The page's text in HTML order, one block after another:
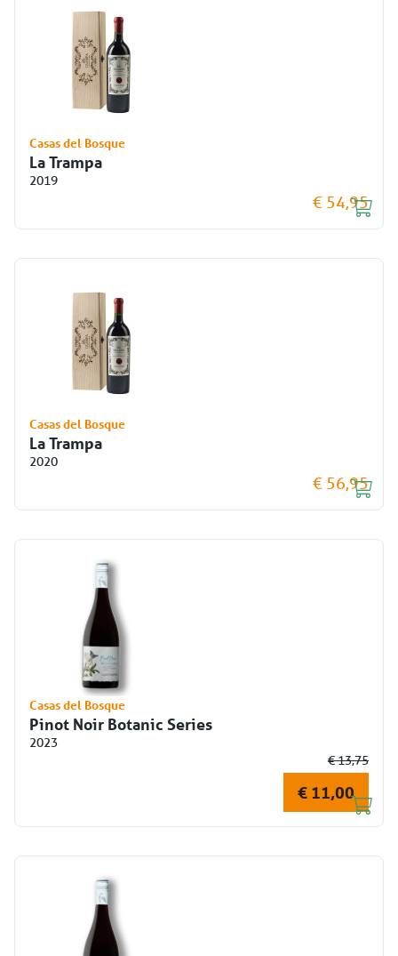
Casas del Bosque
La Trampa
2019
€ 54,95
Casas del Bosque
La Trampa
2020
€ 56,95
Casas del Bosque
Pinot Noir Botanic Series
2023
€ 13,75
€ 11,00